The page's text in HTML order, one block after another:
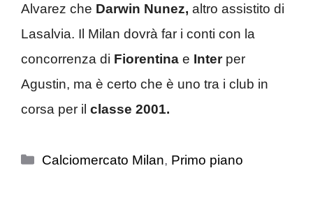
Alvarez che Darwin Nunez, altro assistito di
Lasalvia. Il Milan dovrà far i conti con la
concorrenza di Fiorentina e Interper
Agustin, ma è certo che è uno tra i club in
corsa per il classe 2001.
Categorie
Calciomercato Milan, Primo piano